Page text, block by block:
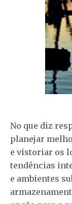
No que diz
planejar
e vistoriar os
tendências
e ambientes